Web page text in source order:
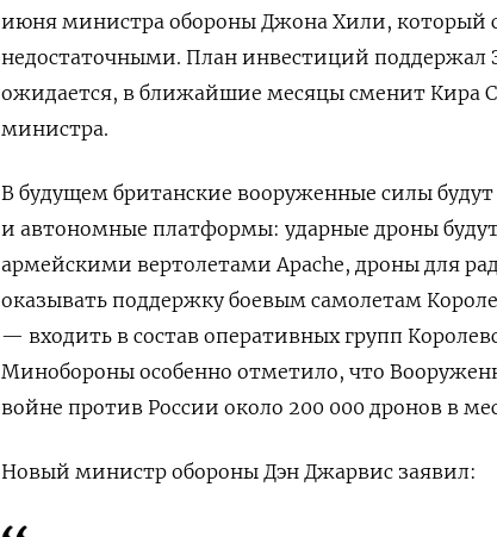
июня министра обороны Джона Хили, который
недостаточными. План инвестиций поддержал
ожидается, в ближайшие месяцы сменит Кира
министра.
В будущем британские вооруженные силы
и автономные платформы: ударные дроны будут
армейскими вертолетами Apache, дроны для
оказывать поддержку боевым самолетам
— входить в состав оперативных групп
Минобороны особенно отметило, что
войне против России около 200 000 дронов в
Новый министр обороны Дэн Джарвис заявил: